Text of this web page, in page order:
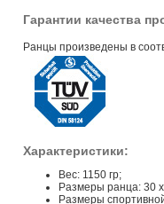
Гарантии качества
Ранцы произведены в
Характеристики:
Вес: 1150 гр;
Размеры ранца: 30
Размеры